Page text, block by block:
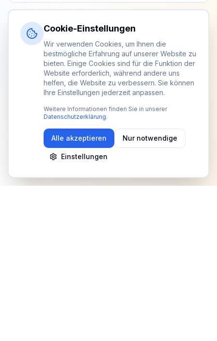
Cookie-Einstellungen
Wir verwenden Cookies, um Ihnen die
bestmögliche Erfahrung auf unserer Website zu
bieten. Einige Cookies sind für die Funktion der
Website erforderlich, während andere uns
helfen, die Website zu verbessern. Sie können
Ihre Einstellungen jederzeit anpassen.
Weitere Informationen finden Sie in unserer
Datenschutzerklärung.
Alle akzeptieren Nur notwendige
Einstellungen